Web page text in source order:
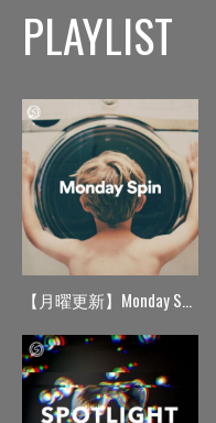
PLAYLIST
【月曜更新】Monday Spin